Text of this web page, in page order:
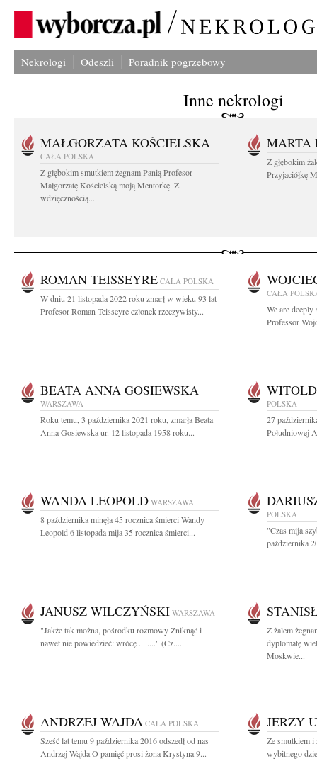
Nekrologi Odeszli Poradnik pogrzebowy
Inne nekrologi
MAŁGORZATA KOŚCIELSKA
CAŁA POLSKA
Z głębokim smutkiem żegnam Panią Profesor
Małgorzatę Kościelską moją Mentorkę. Z
wdzięcznością...
MARTA
Z głębokim
Przyjaciółkę
ROMAN TEISSEYRE CAŁA POLSKA
W dniu 21 listopada 2022 roku zmarł w wieku 93 lat
Profesor Roman Teisseyre członek rzeczywisty...
CAŁA
We are
Professor
BEATA ANNA GOSIEWSKA
WARSZAWA
Roku temu, 3 października 2021 roku, zmarła Beata
Anna Gosiewska ur. 12 listopada 1958 roku...
POLSKA
27
Południowej
WANDA LEOPOLD WARSZAWA
8 października minęła 45 rocznica śmierci Wandy
Leopold 6 listopada mija 35 rocznica śmierci...
POLSKA
"Czas mija
października
JANUSZ WILCZYŃSKI WARSZAWA
"Jakże tak można, pośrodku rozmowy Zniknąć i
nawet nie powiedzieć: wrócę ........" (Cz....
Z żalem
dyplomatę
Moskwie...
ANDRZEJ WAJDA CAŁA POLSKA
Sześć lat temu 9 października 2016 odszedł od nas
Andrzej Wajda O pamięć prosi żona Krystyna 9...
JERZY
Ze smutkiem i
wybitnego